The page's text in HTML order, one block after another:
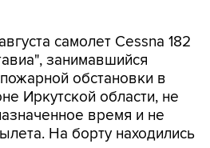
самолет Cessna 182
занимавшийся
обстановки в
Иркутской области, не
время и не
На борту находились